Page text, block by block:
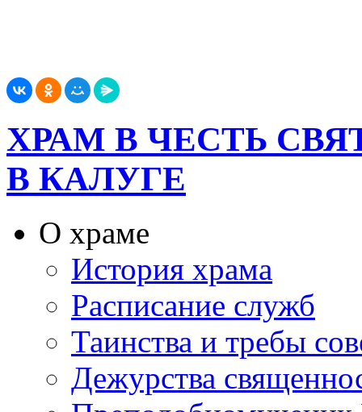
ХРАМ В ЧЕСТЬ
В КАЛУГЕ
О храме
История храма
Расписание служб
Таинства и требы
Дежурства